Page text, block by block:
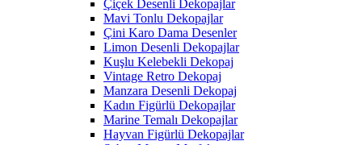
Çiçek Desenli Dekopajlar
Mavi Tonlu Dekopajlar
Çini Karo Dama Desenler
Limon Desenli Dekopajlar
Kuşlu Kelebekli Dekopaj
Vintage Retro Dekopaj
Manzara Desenli Dekopaj
Kadın Figürlü Dekopajlar
Marine Temalı Dekopajlar
Hayvan Figürlü Dekopajlar